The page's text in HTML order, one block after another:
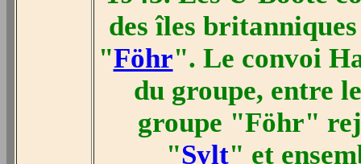
des îles
"Föhr". Le convoi
du groupe, entre
groupe "Föhr"
"Sylt" et